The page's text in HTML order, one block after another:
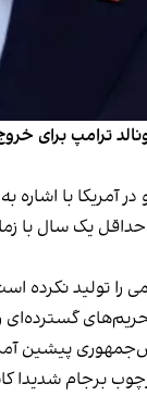
دونالد ترامپ
آمریکا با
یک سال با
تولید نکرده است
آمریکا که این
برجام